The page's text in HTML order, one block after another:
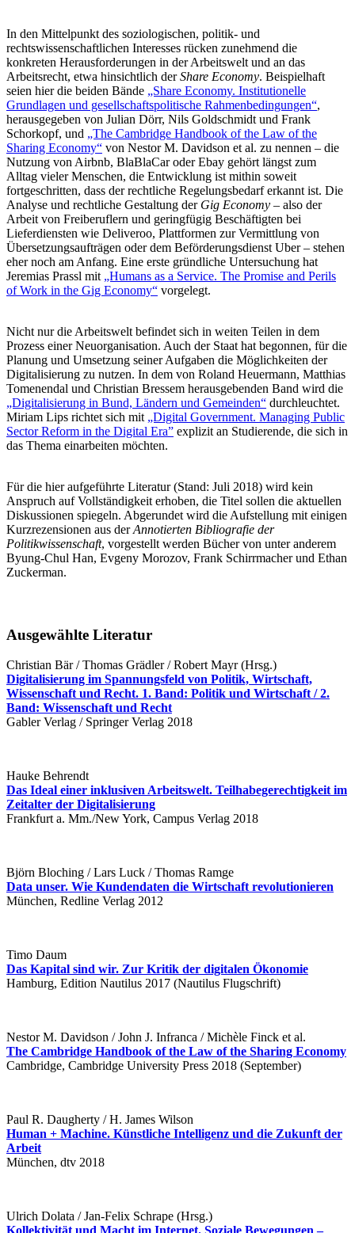
In den Mittelpunkt des soziologischen, politik- und
rechtswissenschaftlichen Interesses rücken zunehmend die
konkreten Herausforderungen in der Arbeitswelt und an das
Arbeitsrecht, etwa hinsichtlich derShare Economy. Beispielhaft
seien hier die beiden Bände „Share Economy. Institutionelle
Grundlagen und gesellschaftspolitische Rahmenbedingungen“,
herausgegeben von Julian Dörr, Nils Goldschmidt und Frank
Schorkopf, und „The Cambridge Handbook of the Law of the
Sharing Economy“ von Nestor M. Davidson et al. zu nennen – die
Nutzung von Airbnb, BlaBlaCar oder Ebay gehört längst zum
Alltag vieler Menschen, die Entwicklung ist mithin soweit
fortgeschritten, dass der rechtliche Regelungsbedarf erkannt ist. Die
Analyse und rechtliche Gestaltung der Gig Economy – also der
Arbeit von Freiberuflern und geringfügig Beschäftigten bei
Lieferdiensten wie Deliveroo, Plattformen zur Vermittlung von
Übersetzungsaufträgen oder dem Beförderungsdienst Uber – stehen
eher noch am Anfang. Eine erste gründliche Untersuchung hat
Jeremias Prassl mit „Humans as a Service. The Promise and Perils
of Work in the Gig Economy“ vorgelegt.
Nicht nur die Arbeitswelt befindet sich in weiten Teilen in dem
Prozess einer Neuorganisation. Auch der Staat hat begonnen, für die
Planung und Umsetzung seiner Aufgaben die Möglichkeiten der
Digitalisierung zu nutzen. In dem von Roland Heuermann, Matthias
Tomenendal und Christian Bressem herausgebenden Band wird die
„Digitalisierung in Bund, Ländern und Gemeinden“ durchleuchtet.
Miriam Lips richtet sich mit „Digital Government. Managing Public
Sector Reform in the Digital Era” explizit an Studierende, die sich in
das Thema einarbeiten möchten.
Für die hier aufgeführte Literatur (Stand: Juli 2018) wird kein
Anspruch auf Vollständigkeit erhoben, die Titel sollen die aktuellen
Diskussionen spiegeln. Abgerundet wird die Aufstellung mit einigen
Kurzrezensionen aus derAnnotierten Bibliografie der
Politikwissenschaft, vorgestellt werden Bücher von unter anderem
Byung-Chul Han, Evgeny Morozov, Frank Schirrmacher und Ethan
Zuckerman.
Ausgewählte Literatur
Christian Bär / Thomas Grädler / Robert Mayr (Hrsg.)
Digitalisierung im Spannungsfeld von Politik, Wirtschaft,
Wissenschaft und Recht. 1. Band: Politik und Wirtschaft / 2.
Band: Wissenschaft und Recht
Gabler Verlag / Springer Verlag 2018
Hauke Behrendt
Das Ideal einer inklusiven Arbeitswelt. Teilhabegerechtigkeit im
Zeitalter der Digitalisierung
Frankfurt a. Mm./New York, Campus Verlag 2018
Björn Bloching / Lars Luck / Thomas Ramge
Data unser. Wie Kundendaten die Wirtschaft revolutionieren
München, Redline Verlag 2012
Timo Daum
Das Kapital sind wir. Zur Kritik der digitalen Ökonomie
Hamburg, Edition Nautilus 2017 (Nautilus Flugschrift)
Nestor M. Davidson / John J. Infranca / Michèle Finck et al.
The Cambridge Handbook of the Law of the Sharing Economy
Cambridge, Cambridge University Press 2018 (September)
Paul R. Daugherty / H. James Wilson
Human + Machine. Künstliche Intelligenz und die Zukunft der
Arbeit
München, dtv 2018
Ulrich Dolata / Jan-Felix Schrape (Hrsg.)